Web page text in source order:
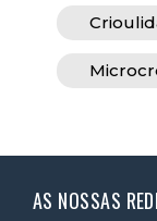
AS NOSSAS